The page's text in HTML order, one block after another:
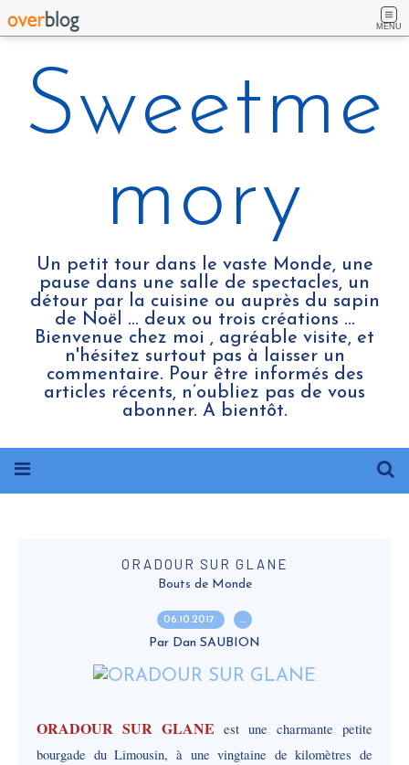
MENU
Sweetme
mory
Un petit tour dans le vaste Monde, une
pause dans une salle de spectacles, un
détour par la cuisine ou auprès du sapin
de Noël ... deux ou trois créations …
Bienvenue chez moi , agréable visite, et
n'hésitez surtout pas à laisser un
commentaire. Pour être informés des
articles récents, n’oubliez pas de vous
abonner. A bientôt.
ORADOUR SUR GLANE
Bouts de Monde
06.10.2017 …
Par Dan SAUBION
ORADOUR SUR GLANE est une charmante petite
bourgade du Limousin, à une vingtaine de kilomètres de